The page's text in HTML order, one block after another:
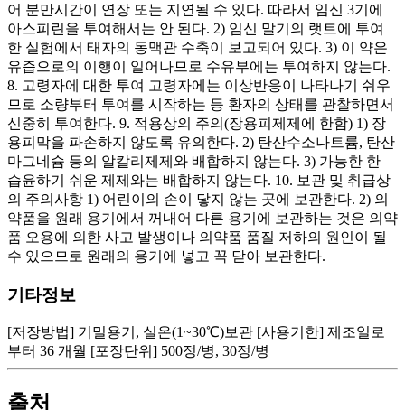
어 분만시간이 연장 또는 지연될 수 있다. 따라서 임신 3기에
아스피린을 투여해서는 안 된다. 2) 임신 말기의 랫트에 투여
한 실험에서 태자의 동맥관 수축이 보고되어 있다. 3) 이 약은
유즙으로의 이행이 일어나므로 수유부에는 투여하지 않는다.
8. 고령자에 대한 투여 고령자에는 이상반응이 나타나기 쉬우
므로 소량부터 투여를 시작하는 등 환자의 상태를 관찰하면서
신중히 투여한다. 9. 적용상의 주의(장용피제제에 한함) 1) 장
용피막을 파손하지 않도록 유의한다. 2) 탄산수소나트륨, 탄산
마그네슘 등의 알칼리제제와 배합하지 않는다. 3) 가능한 한
습윤하기 쉬운 제제와는 배합하지 않는다. 10. 보관 및 취급상
의 주의사항 1) 어린이의 손이 닿지 않는 곳에 보관한다. 2) 의
약품을 원래 용기에서 꺼내어 다른 용기에 보관하는 것은 의약
품 오용에 의한 사고 발생이나 의약품 품질 저하의 원인이 될
수 있으므로 원래의 용기에 넣고 꼭 닫아 보관한다.
기타정보
[저장방법] 기밀용기, 실온(1~30℃)보관 [사용기한] 제조일로
부터 36 개월 [포장단위] 500정/병, 30정/병
출처